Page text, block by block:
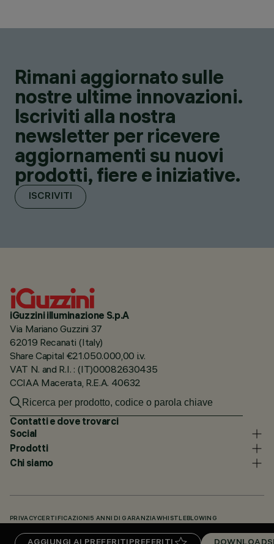
Rimani aggiornato sulle
nostre ultime innovazioni.
Iscriviti alla nostra
newsletter per ricevere
aggiornamenti su nuovi
prodotti, fiere e iniziative.
ISCRIVITI
iGuzzini illuminazione S.p.A
Via Mariano Guzzini 37
62019 Recanati (Italy)
Share Capital €21.050.000,00 i.v.
VAT N. and R.I. : (IT)00082630435
CCIAA Macerata, R.E.A. 40632
Contatti e dove trovarci
Social
Prodotti
Chi siamo
PRIVACY CERTIFICAZIONI 5 ANNI DI GARANZIAWHISTLEBLOWING